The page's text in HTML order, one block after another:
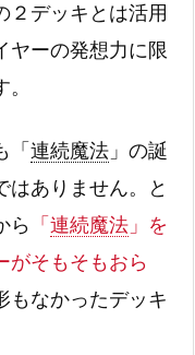
２デッキとは活用
ヤーの発想力に限
「 連続魔法 」の誕
はありません。と
ら
「 連続魔法 」を
がそもそもおら
もなかったデッキ